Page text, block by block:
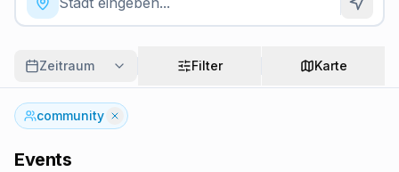
Zeitraum Filter Karte
community
Events